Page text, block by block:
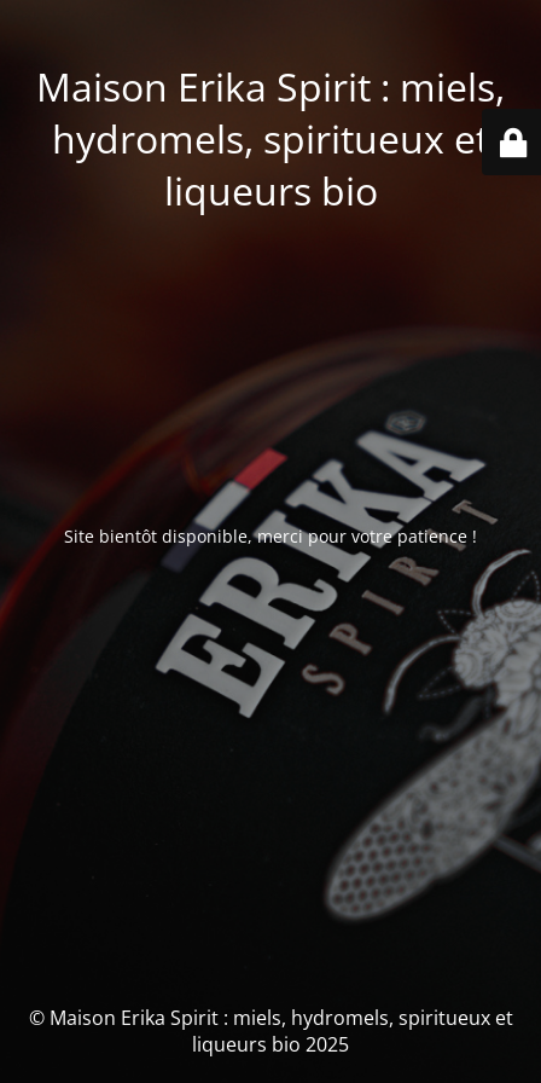
Maison Erika Spirit : miels,
hydromels, spiritueux et
liqueurs bio
Site bientôt disponible, merci pour votre patience !
© Maison Erika Spirit : miels, hydromels, spiritueux et
liqueurs bio 2025